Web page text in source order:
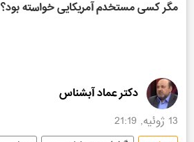
مگر کسی مستخدم آمریکایی خواسته بود؟
دکتر عماد آبشناس
13 ژوئیه, 21:19